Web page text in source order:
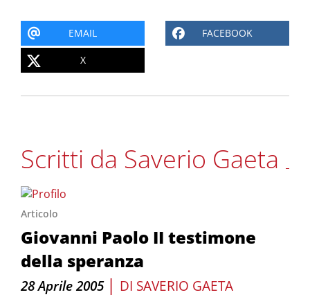
EMAIL FACEBOOK
X
Scritti da Saverio Gaeta
Articolo
Giovanni Paolo II testimone
della speranza
28 Aprile 2005 | DI SAVERIO GAETA